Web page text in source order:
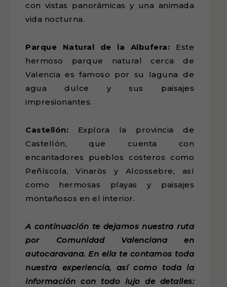
con vistas panorámicas y una animada
vida nocturna.
Parque Natural de la Albufera: Este
hermoso parque natural cerca de
Valencia es famoso por su laguna de
agua dulce y sus paisajes
impresionantes.
Castellón: Explora la provincia de
Castellón, que cuenta con
encantadores pueblos costeros como
Peñíscola, Vinaròs y Alcossebre, así
como hermosas playas y paisajes
montañosos en el interior.
A continuación te dejamos nuestra ruta
por Comunidad Valenciana en
autocaravana. En ella te contamos toda
nuestra experiencia, así como toda la
información con todo lujo de detalles: